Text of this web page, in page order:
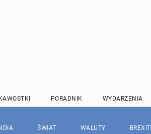
PORADNIK WYDARZENIA
ŚWIAT WALUTY BREXIT